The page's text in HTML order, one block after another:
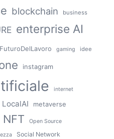
blockchain business
enterprise AI
FuturoDelLavoro gaming idee
instagram
internet
LocalAI metaverse
NFT Open Source
Social Network